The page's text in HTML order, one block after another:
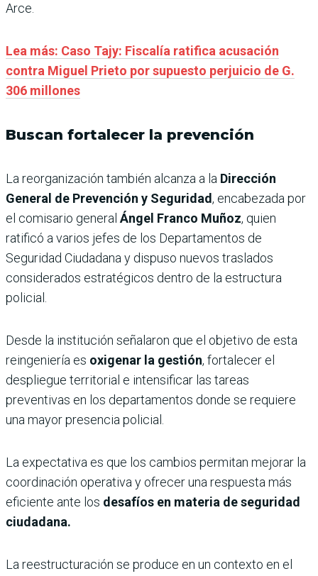
Arce.
Lea más: Caso Tajy: Fiscalía ratifica acusación
contra Miguel Prieto por supuesto perjuicio de G.
306 millones
Buscan fortalecer la prevención
La reorganización también alcanza a la Dirección
General de Prevención y Seguridad, encabezada por
el comisario general Ángel Franco Muñoz, quien
ratificó a varios jefes de los Departamentos de
Seguridad Ciudadana y dispuso nuevos traslados
considerados estratégicos dentro de la estructura
policial.
Desde la institución señalaron que el objetivo de esta
reingeniería es oxigenar la gestión, fortalecer el
despliegue territorial e intensificar las tareas
preventivas en los departamentos donde se requiere
una mayor presencia policial.
La expectativa es que los cambios permitan mejorar la
coordinación operativa y ofrecer una respuesta más
eficiente ante los desafíos en materia de seguridad
ciudadana.
La reestructuración se produce en un contexto en el